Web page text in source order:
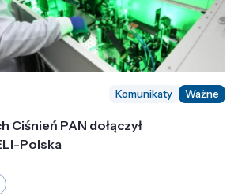
Komunikaty Ważne
Ciśnień PAN dołączył
Polska